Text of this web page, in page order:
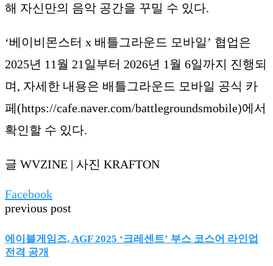
해 자신만의 음악 공간을 꾸밀 수 있다.
‘베이비몬스터 x 배틀그라운드 모바일’ 협업은
2025년 11월 21일부터 2026년 1월 6일까지 진행되
며, 자세한 내용은 배틀그라운드 모바일 공식 카
페(https://cafe.naver.com/battlegroundsmobile)에서
확인할 수 있다.
글 WVZINE | 사진 KRAFTON
Facebook
previous post
에이블게임즈, AGF 2025 ‘크레센트’ 부스 코스어 라인업
전격 공개